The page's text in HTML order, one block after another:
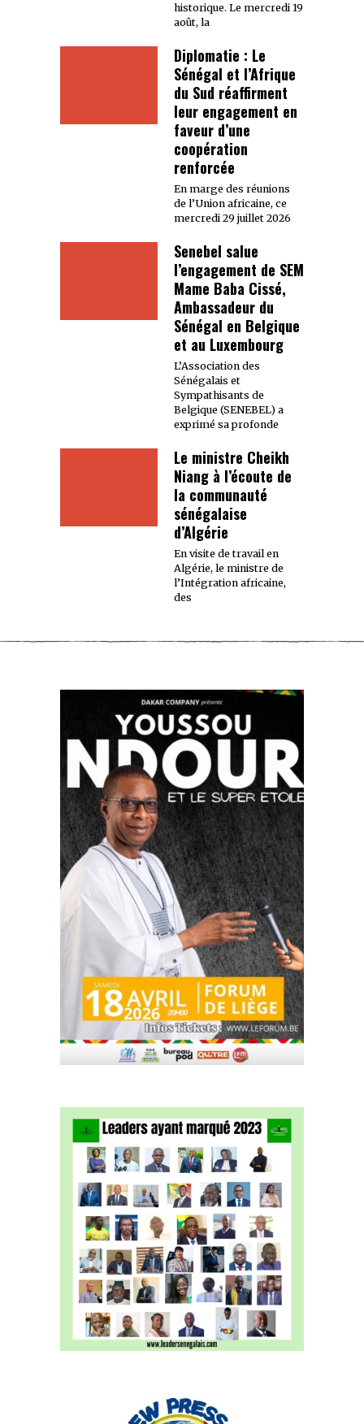
historique. Le mercredi 19
août, la
Diplomatie : Le
Sénégal et l’Afrique
du Sud réaffirment
leur engagement en
faveur d’une
coopération
renforcée
En marge des réunions
de l’Union africaine, ce
mercredi 29 juillet 2026
Senebel salue
l’engagement de SEM
Mame Baba Cissé,
Ambassadeur du
Sénégal en Belgique
et au Luxembourg
L’Association des
Sénégalais et
Sympathisants de
Belgique (SENEBEL) a
exprimé sa profonde
Le ministre Cheikh
Niang à l’écoute de
la communauté
sénégalaise
d’Algérie
En visite de travail en
Algérie, le ministre de
l’Intégration africaine,
des